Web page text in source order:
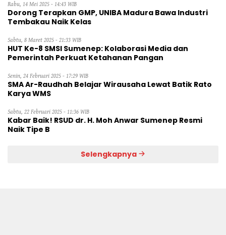
Rabu, 14 Mei 2025 - 14:43 WIB
Dorong Terapkan GMP, UNIBA Madura Bawa Industri
Tembakau Naik Kelas
Sabtu, 8 Maret 2025 - 21:33 WIB
HUT Ke-8 SMSI Sumenep: Kolaborasi Media dan
Pemerintah Perkuat Ketahanan Pangan
Senin, 24 Februari 2025 - 17:29 WIB
SMA Ar-Raudhah Belajar Wirausaha Lewat Batik Rato
Karya WMS
Sabtu, 22 Februari 2025 - 11:36 WIB
Kabar Baik! RSUD dr. H. Moh Anwar Sumenep Resmi
Naik Tipe B
Selengkapnya